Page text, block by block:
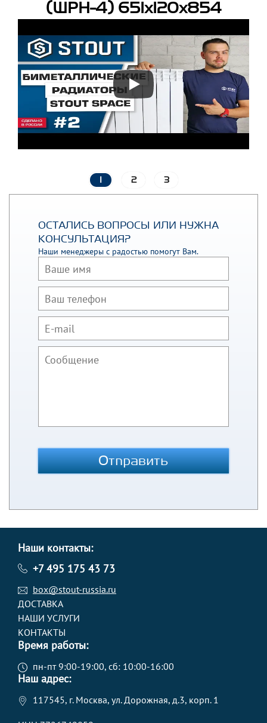
(ШРН-4) 651х120х854
2 3
ОСТАЛИСЬ ВОПРОСЫ ИЛИ НУЖНА
КОНСУЛЬТАЦИЯ?
Наши менеджеры с радостью помогут Вам.
Отправить
Наши контакты:
+7 495 175 43 73
box@stout-russia.ru
ДОСТАВКА
НАШИ УСЛУГИ
КОНТАКТЫ
Время работы:
пн-пт 9:00-19:00, сб: 10:00-16:00
Наш адрес:
117545, г. Москва, ул. Дорожная, д.3, корп. 1